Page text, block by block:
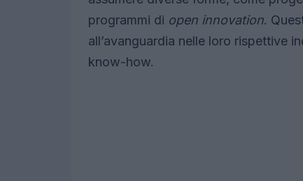
programmi di open innovation.
all’avanguardia nelle loro rispettive
know-how.